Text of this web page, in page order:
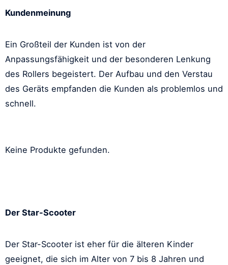
Kundenmeinung
Ein Großteil der Kunden ist von der
Anpassungsfähigkeit und der besonderen Lenkung
des Rollers begeistert. Der Aufbau und den Verstau
des Geräts empfanden die Kunden als problemlos und
schnell.
Keine Produkte gefunden.
Der Star-Scooter
Der Star-Scooter ist eher für die älteren Kinder
geeignet, die sich im Alter von 7 bis 8 Jahren und